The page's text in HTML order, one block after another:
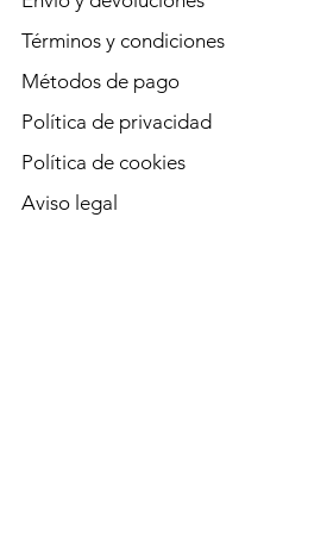
Términos y condiciones
Métodos de pago
Política de privacidad
Política de cookies
Aviso legal